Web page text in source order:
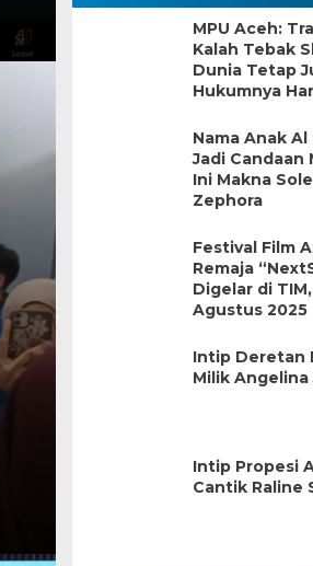
MPU Aceh:
Kalah Tebak
Dunia Tetap
Hukumnya
Nama Anak Al
Jadi Candaan
Ini Makna
Zephora
Festival Film
Remaja
Digelar di
Agustus 2025
Intip Deretan
Milik Angelina
Intip Propesi
Cantik Raline